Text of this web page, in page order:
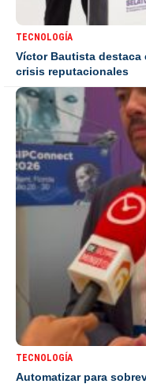
TECNOLOGÍA
Víctor Bautista destaca
crisis reputacionales
TECNOLOGÍA
Automatizar para